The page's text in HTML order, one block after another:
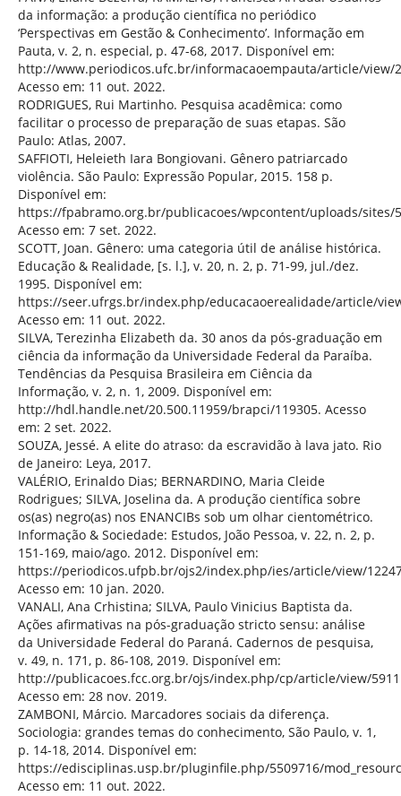
da informação: a produção científica no periódico
‘Perspectivas em Gestão & Conhecimento’. Informação em
Pauta, v. 2, n. especial, p. 47-68, 2017. Disponível em:
http://www.periodicos.ufc.br/informacaoempauta/article/view/
Acesso em: 11 out. 2022.
RODRIGUES, Rui Martinho. Pesquisa acadêmica: como
facilitar o processo de preparação de suas etapas. São
Paulo: Atlas, 2007.
SAFFIOTI, Heleieth Iara Bongiovani. Gênero patriarcado
violência. São Paulo: Expressão Popular, 2015. 158 p.
Disponível em:
https://fpabramo.org.br/publicacoes/wpcontent/uploads/sites/
Acesso em: 7 set. 2022.
SCOTT, Joan. Gênero: uma categoria útil de análise histórica.
Educação & Realidade, [s. l.], v. 20, n. 2, p. 71-99, jul./dez.
1995. Disponível em:
https://seer.ufrgs.br/index.php/educacaoerealidade/article/
Acesso em: 11 out. 2022.
SILVA, Terezinha Elizabeth da. 30 anos da pós-graduação em
ciência da informação da Universidade Federal da Paraíba.
Tendências da Pesquisa Brasileira em Ciência da
Informação, v. 2, n. 1, 2009. Disponível em:
http://hdl.handle.net/20.500.11959/brapci/119305. Acesso
em: 2 set. 2022.
SOUZA, Jessé. A elite do atraso: da escravidão à lava jato. Rio
de Janeiro: Leya, 2017.
VALÉRIO, Erinaldo Dias; BERNARDINO, Maria Cleide
Rodrigues; SILVA, Joselina da. A produção científica sobre
os(as) negro(as) nos ENANCIBs sob um olhar cientométrico.
Informação & Sociedade: Estudos, João Pessoa, v. 22, n. 2, p.
151-169, maio/ago. 2012. Disponível em:
https://periodicos.ufpb.br/ojs2/index.php/ies/article/view/
Acesso em: 10 jan. 2020.
VANALI, Ana Crhistina; SILVA, Paulo Vinicius Baptista da.
Ações afirmativas na pós-graduação stricto sensu: análise
da Universidade Federal do Paraná. Cadernos de pesquisa,
v. 49, n. 171, p. 86-108, 2019. Disponível em:
http://publicacoes.fcc.org.br/ojs/index.php/cp/article/view/
Acesso em: 28 nov. 2019.
ZAMBONI, Márcio. Marcadores sociais da diferença.
Sociologia: grandes temas do conhecimento, São Paulo, v. 1,
p. 14-18, 2014. Disponível em:
https://edisciplinas.usp.br/pluginfile.php/5509716/
Acesso em: 11 out. 2022.